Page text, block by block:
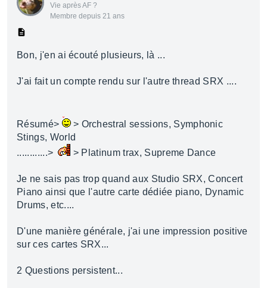
Vie après AF ?
Membre depuis 21 ans
Bon, j'en ai écouté plusieurs, là ...
J'ai fait un compte rendu sur l'autre thread SRX ....
Résumé>
> Orchestral sessions, Symphonic
Stings, World
............>
> Platinum trax, Supreme Dance
Je ne sais pas trop quand aux Studio SRX, Concert
Piano ainsi que l'autre carte dédiée piano, Dynamic
Drums, etc....
D'une manière générale, j'ai une impression positive
sur ces cartes SRX...
2 Questions persistent...